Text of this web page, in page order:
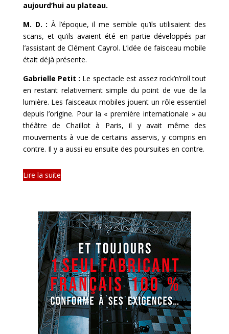
aujourd’hui au plateau.
M. D. : À l’époque, il me semble qu’ils utilisaient des
scans, et qu’ils avaient été en partie développés par
l’assistant de Clément Cayrol. L’idée de faisceau mobile
était déjà présente.
Gabrielle Petit : Le spectacle est assez rock’n’roll tout
en restant relativement simple du point de vue de la
lumière. Les faisceaux mobiles jouent un rôle essentiel
depuis l’origine. Pour la « première internationale » au
théâtre de Chaillot à Paris, il y avait même des
mouvements à vue de certains asservis, y compris en
contre. Il y a aussi eu ensuite des poursuites en contre.
Lire la suite